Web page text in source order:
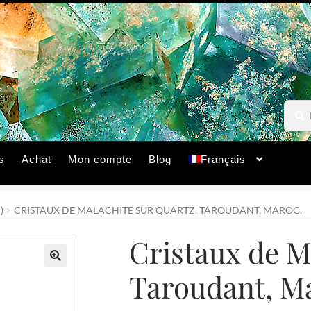
pour :
Achat Mon compte Blog Français
CRISTAUX DE MALACHITE SUR QUARTZ, TAROUDANT, MAROC.
Cristaux de
Taroudant,